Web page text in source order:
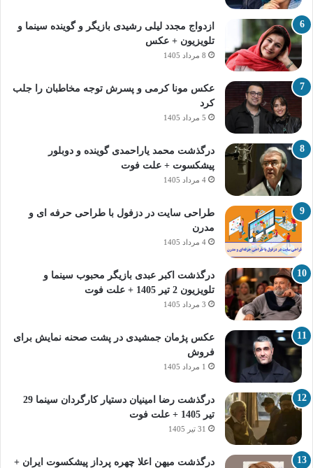
ازدواج مجدد لیلی رشیدی بازیگر و گوینده سینما و
تلویزیون + عکس
8 مرداد 1405
عکس مونا کرمی و پسرش توجه مخاطبان را جلب
کرد
5 مرداد 1405
درگذشت محمد یاراحمدی گوینده و دوبلور
پیشکسوت + علت فوت
4 مرداد 1405
طراحی سایت در دزفول با طراحی حرفه‌ ای و
مدرن
4 مرداد 1405
درگذشت اکبر عبدی بازیگر محبوب سینما و
تلویزیون 2 تیر 1405 + علت فوت
3 مرداد 1405
عکس پژمان جمشیدی در پشت صحنه نمایش برای
فروش
1 مرداد 1405
درگذشت رضا امینیان دستیار کارگردان سینما 29
تیر 1405 + علت فوت
31 تیر 1405
درگذشت میهن اعلا چهره پرداز پیشکسوت ایران +